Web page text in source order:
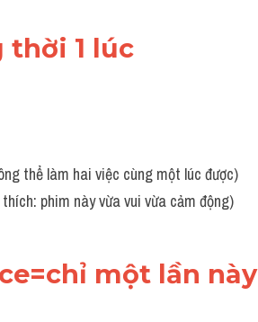
thời 1 lúc
thể làm hai việc cùng một lúc được)
phim này vừa vui vừa cảm động)
một lần này